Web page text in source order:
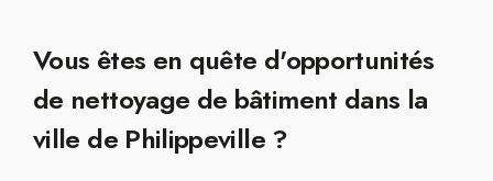
Vous êtes en quête d'opportunités
de nettoyage de bâtiment dans la
ville de Philippeville ?